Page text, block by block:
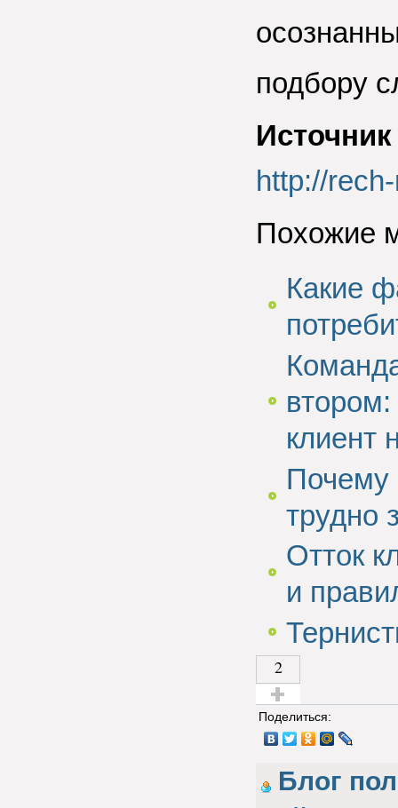
подбору
http://
Похожие
Какие
клиент
Почему
трудно
Отток
и
2
Голос за!
Поделиться:
Блог